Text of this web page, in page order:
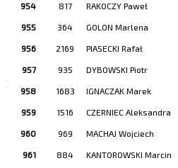
954 817 RAKOCZY Paweł
955 364 GOLON Marlena
956 2169 PIASECKI Rafał
957 935 DYBOWSKI Piotr
958 1683 IGNACZAK Marek
959 1516 CZERNIEC Aleksandra
960 969 MACHAJ Wojciech
961 884 KANTOROWSKI Marcin